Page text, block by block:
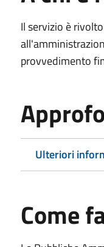
Il servizio è
provvedimento
Ulteriori
Come